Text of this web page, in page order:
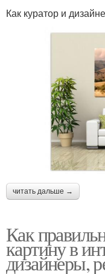
Как куратор и
читать дальше →
Как
картину в
дизайнеры,